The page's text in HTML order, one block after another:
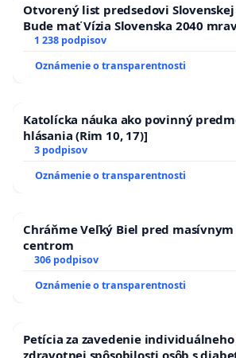
Otvorený list predsedovi
Bude mať Vízia Slovenska 2040
1 238 podpisov
Oznámenie o transparentnosti
Katolícka náuka ako povinný
hlásania (Rim 10, 17)]
3 podpisov
Oznámenie o transparentnosti
Chráňme Veľký Biel pred
centrom
306 podpisov
Oznámenie o transparentnosti
Petícia za zavedenie
zdravotnej spôsobilosti osôb s